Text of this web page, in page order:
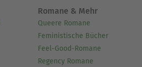
Romane & Mehr
Queere Romane
Feministische Bücher
Feel-Good-Romane
Regency Romane